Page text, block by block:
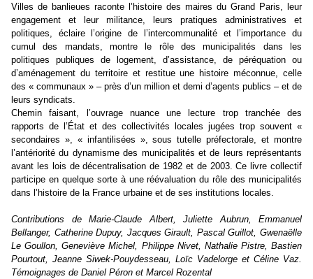
Villes de banlieues raconte l’histoire des maires du Grand Paris, leur
engagement et leur militance, leurs pratiques administratives et
politiques, éclaire l’origine de l’intercommunalité et l’importance du
cumul des mandats, montre le rôle des municipalités dans les
politiques publiques de logement, d’assistance, de péréquation ou
d’aménagement du territoire et restitue une histoire méconnue, celle
des « communaux » – près d’un million et demi d’agents publics – et de
leurs syndicats.
Chemin faisant, l’ouvrage nuance une lecture trop tranchée des
rapports de l’État et des collectivités locales jugées trop souvent «
secondaires », « infantilisées », sous tutelle préfectorale, et montre
l’antériorité du dynamisme des municipalités et de leurs représentants
avant les lois de décentralisation de 1982 et de 2003. Ce livre collectif
participe en quelque sorte à une réévaluation du rôle des municipalités
dans l’histoire de la France urbaine et de ses institutions locales.
Contributions de Marie-Claude Albert, Juliette Aubrun, Emmanuel
Bellanger, Catherine Dupuy, Jacques Girault, Pascal Guillot, Gwenaëlle
Le Goullon, Geneviève Michel, Philippe Nivet, Nathalie Pistre, Bastien
Pourtout, Jeanne Siwek-Pouydesseau, Loïc Vadelorge et Céline Vaz.
Témoignages de Daniel Péron et Marcel Rozental